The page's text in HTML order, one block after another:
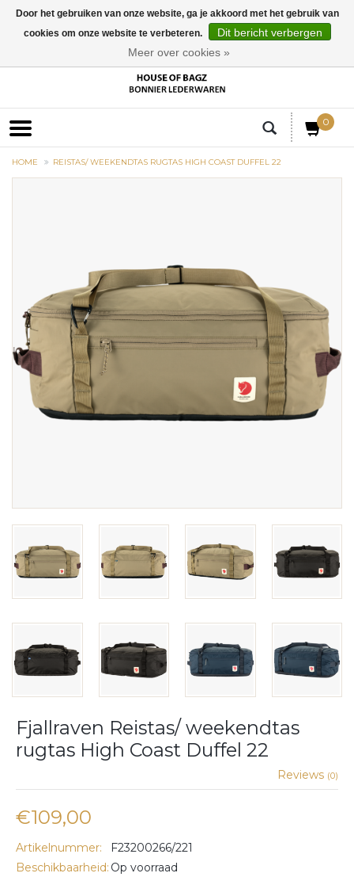
0
HOME REISTAS/ WEEKENDTAS RUGTAS HIGH COAST DUFFEL 22
Fjallraven Reistas/ weekendtas
rugtas High Coast Duffel 22
Reviews (0)
€109,00
Artikelnummer:
F23200266/221
Beschikbaarheid: Op voorraad
Door het gebruiken van onze website, ga je akkoord met het gebruik van
cookies om onze website te verbeteren.
Dit bericht verbergen
Meer over cookies »